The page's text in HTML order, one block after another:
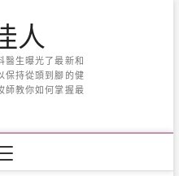
人
醫生曝光了最新和
保持從頭到腳的健
師教你如何掌握最